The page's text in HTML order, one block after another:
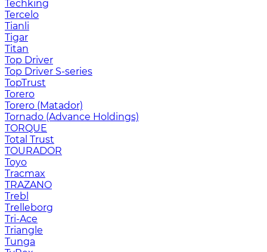
Techking
Tercelo
Tianli
Tigar
Titan
Top Driver
Top Driver S-series
TopTrust
Torero
Torero (Matador)
Tornado (Advance Holdings)
TORQUE
Total Trust
TOURADOR
Toyo
Tracmax
TRAZANO
Trebl
Trelleborg
Tri-Ace
Triangle
Tunga